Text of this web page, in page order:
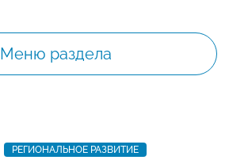
Меню раздела
РЕГИОНАЛЬНОЕ РАЗВИТИЕ